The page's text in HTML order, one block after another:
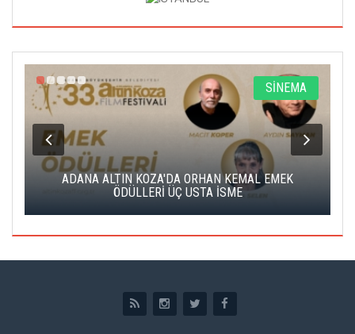
SİNEMA
ADANA ALTIN KOZA'DA ORHAN KEMAL EMEK
ÖDÜLLERİ ÜÇ USTA İSME